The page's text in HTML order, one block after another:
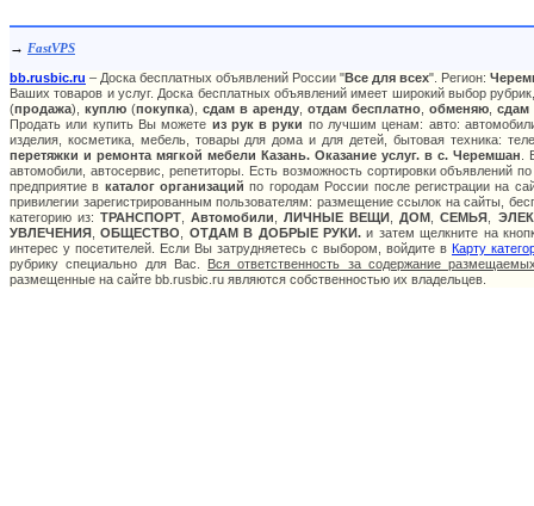
→ FastVPS
bb.rusbic.ru – Доска бесплатных объявлений России "Все для всех". Регион:
Ваших товаров и услуг. Доска бесплатных объявлений имеет широкий выбор
(продажа), куплю (покупка), сдам в аренду отдам бесплатно обменяю сдам
Продать или купить Вы можете из рук в руки по лучшим ценам: авто:
изделия, косметика, мебель, товары для дома и для детей, бытовая техника:
перетяжки и ремонта мягкой мебели Казань. Оказание услуг. в с. Черемшан .
автомобили, автосервис, репетиторы. Есть возможность сортировки объявлений
предприятие в каталог организаций по городам России после регистрации на
привилегии зарегистрированным пользователям: размещение ссылок на сайты,
категорию из:ТРАНСПОРТ ,Автомобили ,ЛИЧНЫЕ ВЕЩИ ,ДОМ ,СЕМЬЯ
УВЛЕЧЕНИЯ ,ОБЩЕСТВО ОТДАМ В ДОБРЫЕ РУКИ. и затем щелкните на
интерес у посетителей. Если Вы затрудняетесь с выбором, войдите в Карту
рубрику специально для Вас. Вся ответственность за содержание
размещенные на сайте bb.rusbic.ru являются собственностью их владельцев.